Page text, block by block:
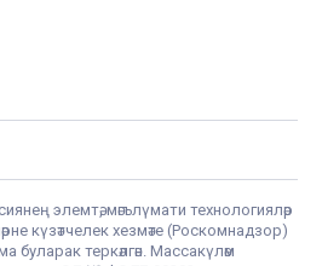
элемтә, мәгълүмати технологияләр
күзәтчелек хезмәте (Роскомнадзор)
теркәлгән. Массакүләм